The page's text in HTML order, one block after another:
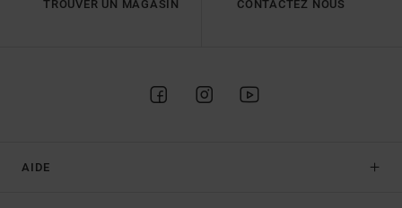
TROUVER UN MAGASIN CONTACTEZ NOUS
AIDE